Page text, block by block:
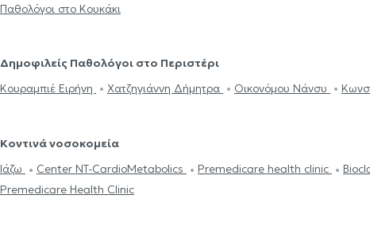
Παθολόγοι στο Κουκάκι
Δημοφιλείς Παθολόγοι στο Περιστέρι
Κουραμπιέ Ειρήνη
Χατζηγιάννη Δήμητρα Οικονόμου Νάνσυ
Κοντινά νοσοκομεία
Ιάζω
Center NT-CardioMetabolics Premedicare health clinic
Premedicare Health Clinic